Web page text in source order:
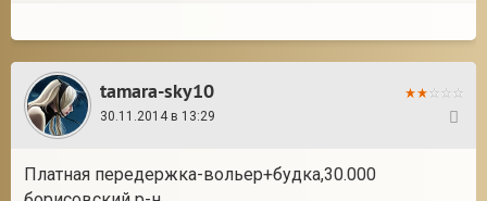
tamara-sky10
30.11.2014 в 13:29
Платная передержка-вольер+будка,30.000